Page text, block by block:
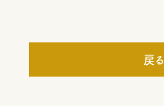
戻る